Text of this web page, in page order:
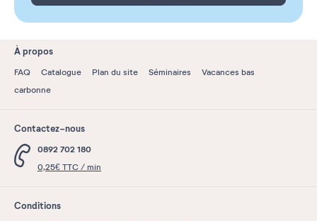
À propos
FAQ Catalogue Plan du site Séminaires
Vacances bas
carbonne
Contactez-nous
0892 702 180
0,25€ TTC / min
Conditions